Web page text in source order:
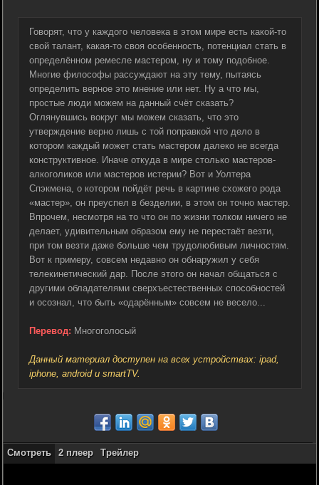
Говорят, что у каждого человека в этом мире есть какой-то
свой талант, какая-то своя особенность, потенциал стать в
определённом ремесле мастером, ну и тому подобное.
Многие философы рассуждают на эту тему, пытаясь
определить верное это мнение или нет. Ну а что мы,
простые люди можем на данный счёт сказать?
Оглянувшись вокруг мы можем сказать, что это
утверждение верно лишь с той поправкой что дело в
котором каждый может стать мастером далеко не всегда
конструктивное. Иначе откуда в мире столько мастеров-
алкоголиков или мастеров истерии? Вот и Уолтера
Спэкмена, о котором пойдёт речь в картине схожего рода
«мастер», он преуспел в безделии, в этом он точно мастер.
Впрочем, несмотря на то что он по жизни толком ничего не
делает, удивительным образом ему не перестаёт везти,
при том везти даже больше чем трудолюбивым личностям.
Вот к примеру, совсем недавно он обнаружил у себя
телекинетический дар. После этого он начал общаться с
другими обладателями сверхъестественных способностей
и осознал, что быть «одарённым» совсем не весело...
Перевод: Многоголосый
Данный материал доступен на всех устройствах: ipad,
iphone, android и smartTV.
Смотреть 2 плеер Трейлер